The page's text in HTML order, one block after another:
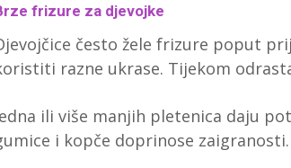
frizure za djevojke
često žele frizure poput
razne ukrase. Tijekom
ili više manjih pletenica daju
i kopče doprinose zaigranosti.